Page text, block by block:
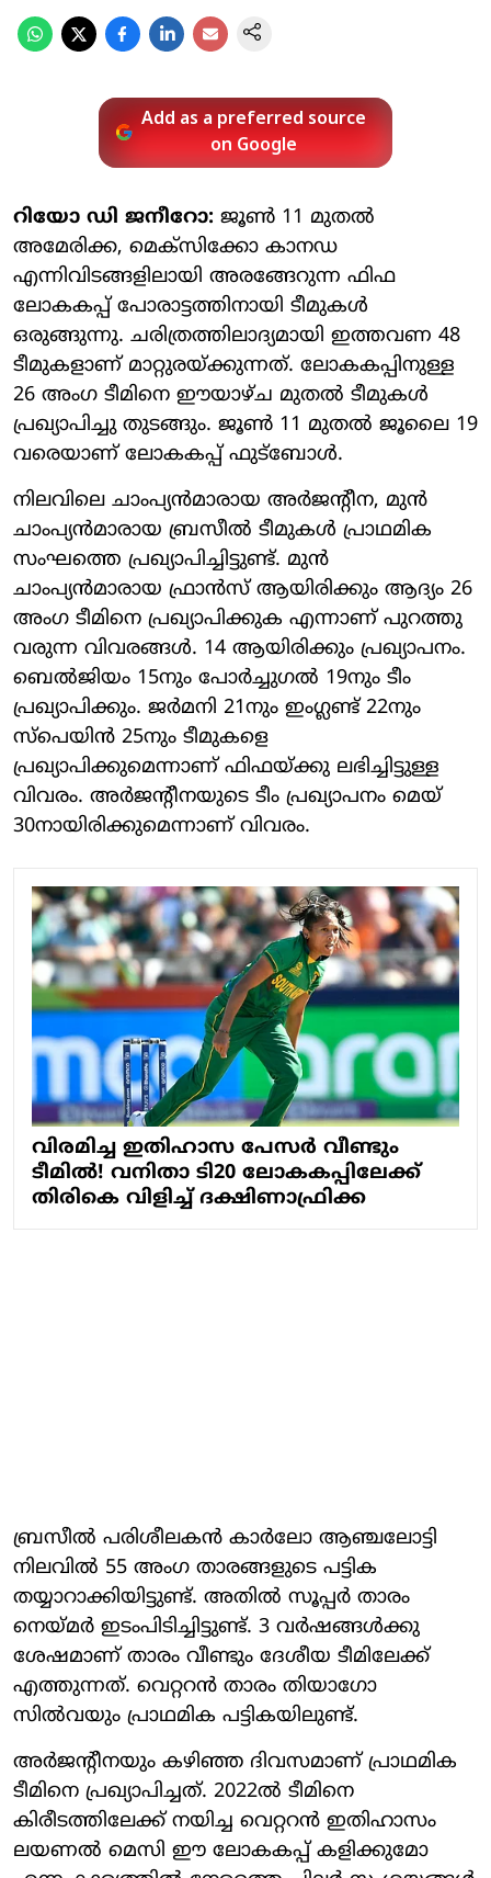
Add as a preferred source
on Google
റിയോ ഡി ജനീറോ: ജൂൺ 11 മുതൽ
അമേരിക്ക, മെക്സിക്കോ കാനഡ
എന്നിവിടങ്ങളിലായി അരങ്ങേറുന്ന ഫിഫ
ലോകകപ്പ് പോരാട്ടത്തിനായി ടീമുകൾ
ഒരുങ്ങുന്നു. ചരിത്രത്തിലാദ്യമായി ഇത്തവണ 48
ടീമുകളാണ് മാറ്റുരയ്ക്കുന്നത്. ലോകകപ്പിനുള്ള
26 അം​ഗ ടീമിനെ ഈയാഴ്ച മുതൽ ടീമുകൾ
പ്രഖ്യാപിച്ചു തുടങ്ങും. ജൂൺ 11 മുതൽ ജൂലൈ 19
വരെയാണ് ലോകകപ്പ് ഫുട്ബോൾ.
നിലവിലെ ചാംപ്യൻമാരായ അർജന്റീന, മുൻ
ചാംപ്യൻമാരായ ബ്രസീൽ ടീമുകൾ പ്രാഥമിക
സംഘത്തെ പ്രഖ്യാപിച്ചിട്ടുണ്ട്. മുൻ
ചാംപ്യൻമാരായ ഫ്രാൻസ് ആയിരിക്കും ആദ്യം 26
അം​ഗ ടീമിനെ പ്രഖ്യാപിക്കുക എന്നാണ് പുറത്തു
വരുന്ന വിവരങ്ങൾ. 14 ആയിരിക്കും പ്രഖ്യാപനം.
ബെൽജിയം 15നും പോർച്ചുഗൽ 19നും ടീം
പ്രഖ്യാപിക്കും. ജർമനി 21നും ഇംഗ്ലണ്ട് 22നും
സ്പെയിൻ 25നും ടീമുകളെ
പ്രഖ്യാപിക്കുമെന്നാണ് ഫിഫയ്ക്കു ലഭിച്ചിട്ടുള്ള
വിവരം. അർജന്റീനയുടെ ടീം പ്രഖ്യാപനം മെയ്
30നായിരിക്കുമെന്നാണ് വിവരം.
വിരമിച്ച ഇതിഹാസ പേസർ വീണ്ടും
ടീമിൽ! വനിതാ ടി20 ലോകകപ്പിലേക്ക്
തിരികെ വിളിച്ച് ദക്ഷിണാഫ്രിക്ക
ബ്രസീൽ പരിശീലകൻ കാർലോ ആഞ്ചലോട്ടി
നിലവിൽ 55 അം​ഗ താരങ്ങളുടെ പട്ടിക
തയ്യാറാക്കിയിട്ടുണ്ട്. അതിൽ സൂപ്പർ താരം
നെയ്മർ ഇടംപിടിച്ചിട്ടുണ്ട്. 3 വർഷങ്ങൾക്കു
ശേഷമാണ് താരം വീണ്ടും ദേശീയ ടീമിലേക്ക്
എത്തുന്നത്. വെറ്ററൻ താരം തിയാ​ഗോ
സിൽവയും പ്രാഥമിക പട്ടികയിലുണ്ട്.
അർജന്റീനയും കഴിഞ്ഞ ദിവസമാണ് പ്രാഥമിക
ടീമിനെ പ്രഖ്യാപിച്ചത്. 2022ൽ ടീമിനെ
കിരീടത്തിലേക്ക് നയിച്ച വെറ്ററൻ ഇതിഹാസം
ലയണൽ മെസി ഈ ലോകകപ്പ് കളിക്കുമോ